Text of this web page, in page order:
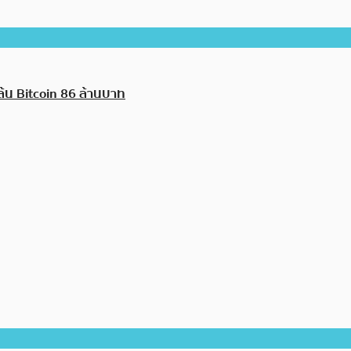
Bitcoin 86 ล้านบาท